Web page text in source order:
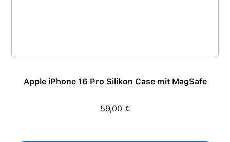
Apple iPhone 16 Pro Silikon Case mit MagSafe
Regulärer Preis:
59,00 €